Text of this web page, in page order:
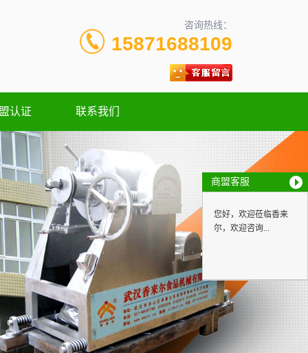
咨询热线：
15871688109
认证 联系我们
商盟客服
您好，欢迎莅临香来
尔，欢迎咨询...